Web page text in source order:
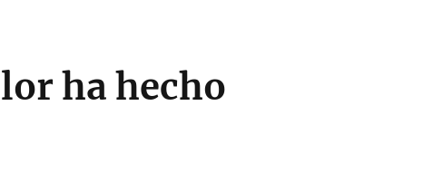
ha hecho